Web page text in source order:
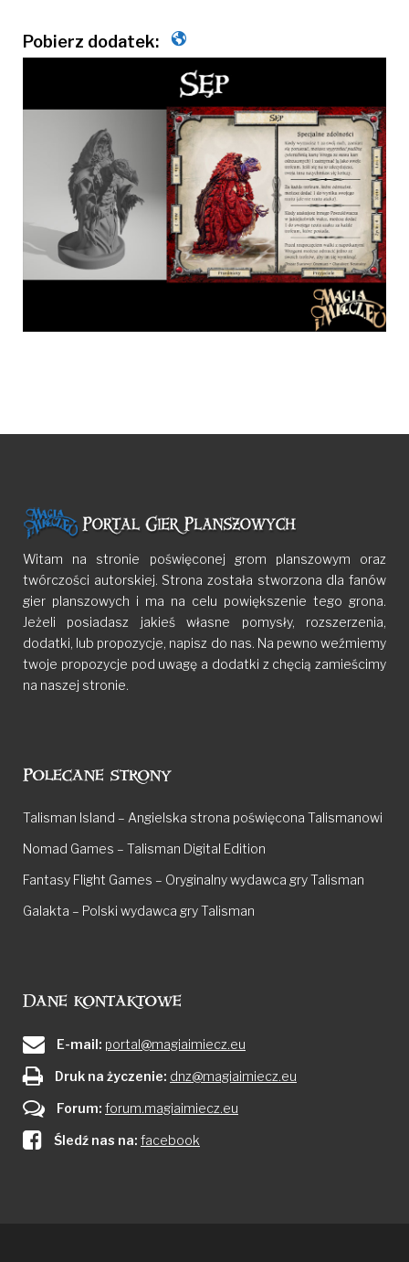
Witam na stronie poświęconej grom planszowym oraz
twórczości autorskiej. Strona została stworzona dla fanów
gier planszowych i ma na celu powiększenie tego grona.
Jeżeli posiadasz jakieś własne pomysły, rozszerzenia,
dodatki, lub propozycje, napisz do nas. Na pewno weźmiemy
twoje propozycje pod uwagę a dodatki z chęcią zamieścimy
na naszej stronie.
Polecane strony
Talisman Island – Angielska strona poświęcona Talismanowi
Nomad Games – Talisman Digital Edition
Fantasy Flight Games – Oryginalny wydawca gry Talisman
Galakta – Polski wydawca gry Talisman
Dane kontaktowe
E-mail: portal@magiaimiecz.eu
Druk na życzenie: dnz@magiaimiecz.eu
Forum: forum.magiaimiecz.eu
Śledź nas na: facebook